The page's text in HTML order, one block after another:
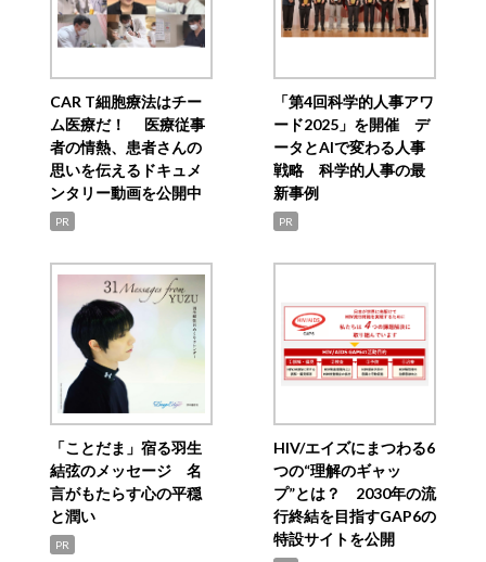
CAR T細胞療法はチー
ム医療だ！ 医療従事
者の情熱、患者さんの
思いを伝えるドキュメ
ンタリー動画を公開中
PR
「第4回科学的人事アワ
ード2025」を開催 デ
ータとAIで変わる人事
戦略 科学的人事の最
新事例
PR
「ことだま」宿る羽生
結弦のメッセージ 名
言がもたらす心の平穏
と潤い
PR
HIV/エイズにまつわる6
つの“理解のギャッ
プ”とは？ 2030年の流
行終結を目指すGAP6の
特設サイトを公開